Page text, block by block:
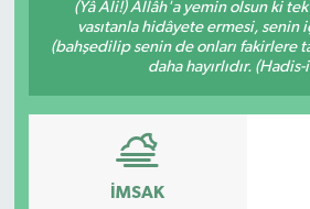
(Yâ Ali!) Allâh'a yemin olsun ki
vasıtanla hidâyete ermesi, senin
(bahşedilip senin de onları fakirlere
daha hayırlıdır.
İMSAK